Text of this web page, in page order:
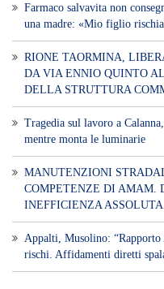
COMPETENZE DI AMAM.
INEFFICIENZA ASSOLUTA.
​Appalti, Musolino:
rischi. Affidamenti diretti